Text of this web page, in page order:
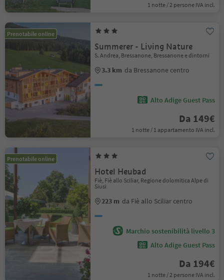
1 notte / 2 persone IVA incl.
Prenotabile online
Summerer - Living Nature
S. Andrea, Bressanone, Bressanone e dintorni
3.3 km da Bressanone centro
Alto Adige Guest Pass
Da 149€
1 notte / 1 appartamento IVA incl.
Prenotabile online
Hotel Heubad
Fiè, Fiè allo Sciliar, Regione dolomitica Alpe di
Siusi
223 m da Fiè allo Sciliar centro
Marchio sostenibilità livello 3
Alto Adige Guest Pass
Da 194€
1 notte / 2 persone IVA incl.